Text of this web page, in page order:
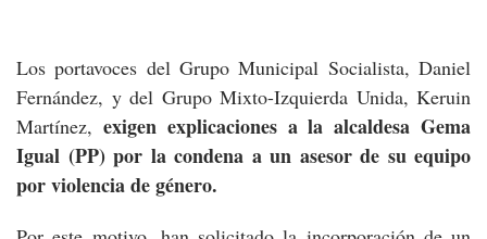
Los portavoces del Grupo Municipal Socialista, Daniel
Fernández, y del Grupo Mixto-Izquierda Unida, Keruin
Martínez, exigen explicaciones a la alcaldesa Gema
Igual (PP) por la condena a un asesor de su equipo
por violencia de género.